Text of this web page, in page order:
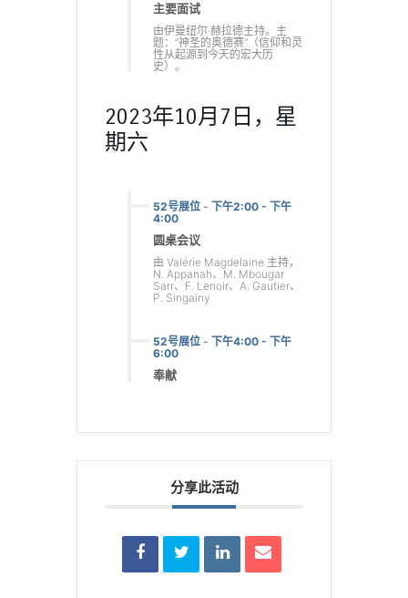
主要面试
由伊曼纽尔·赫拉德主持。主
题：“神圣的奥德赛”（信仰和灵
性从起源到今天的宏大历
史）。
2023年10月7日，星
期六
52号展位 - 下午2:00 - 下午
4:00
圆桌会议
由 Valérie Magdelaine 主持，
N. Appanah、M. Mbougar
Sarr、F. Lenoir、A. Gautier、
P. Singaïny
52号展位 - 下午4:00 - 下午
6:00
奉献
分享此活动